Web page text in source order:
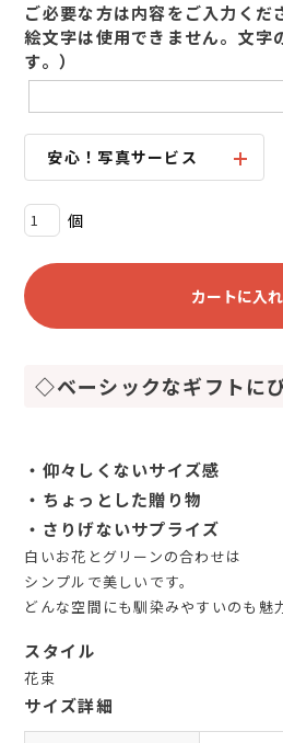
)
ご必要な方は内容をご入力くだ
絵文字は使用できません。文字
す。）
安心！写真サービス
カートに入
◇ベーシックなギフトに
・仰々しくないサイズ感
・ちょっとした贈り物
・さりげないサプライズ
白いお花とグリーンの合わせは
シンプルで美しいです。
どんな空間にも馴染みやすいのも魅
スタイル
花束
サイズ詳細